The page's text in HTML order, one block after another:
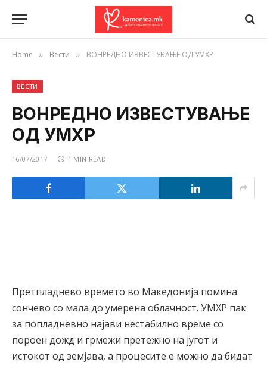
Home » Вести » ВОНРЕДНО ИЗВЕСТУВАЊЕ ОД УМХР
ВЕСТИ
ВОНРЕДНО ИЗВЕСТУВАЊЕ
ОД УМХР
16/07/2017 1 MIN READ
Претпладнево времето во Македонија помина
сончево со мала до умерена облачност. УМХР пак
за попладневно најави нестабилно време со
пороен дожд и грмежи претежно на југот и
истокот од земјава, а процесите е можно да бидат